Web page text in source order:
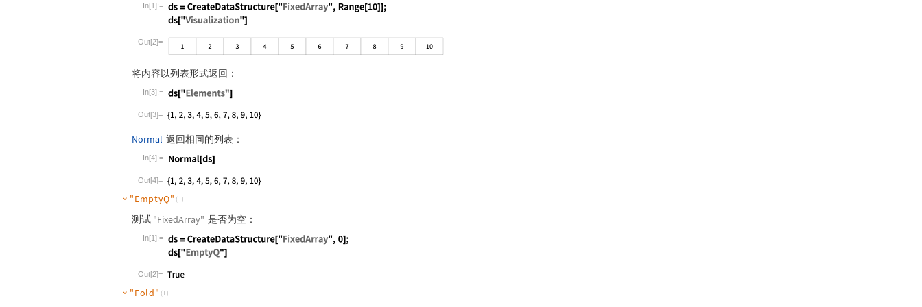
In[1]:=
Wolfram Language code: ds = CreateDataStructure["FixedArray", Range[10]]; ds["Visualization"]
Out[2]=
将内容以列表形式返回：
In[3]:=
Wolfram Language code:ds["Elements"]
Out[3]=
Normal 返回相同的列表：
In[4]:=
Wolfram Language code:Normal[ds]
Out[4]=
"EmptyQ" (1)
测试 "FixedArray" 是否为空：
In[1]:=
Wolfram Language code:
Out[2]=
"Fold" (1)